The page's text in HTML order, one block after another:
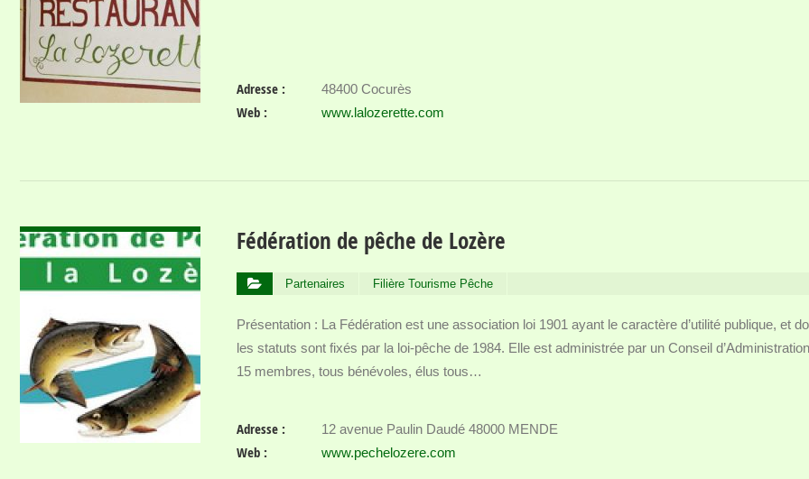
Adresse : 48400 Cocurès
Web : www.lalozerette.com
Fédération de pêche de Lozère
Partenaires Filière Tourisme Pêche
Présentation : La Fédération est une association loi 1901 ayant le caractère d’utilité publique, et
les statuts sont fixés par la loi-pêche de 1984. Elle est administrée par un Conseil
15 membres, tous bénévoles, élus tous…
Adresse : 12 avenue Paulin Daudé 48000 MENDE
Web : www.pechelozere.com